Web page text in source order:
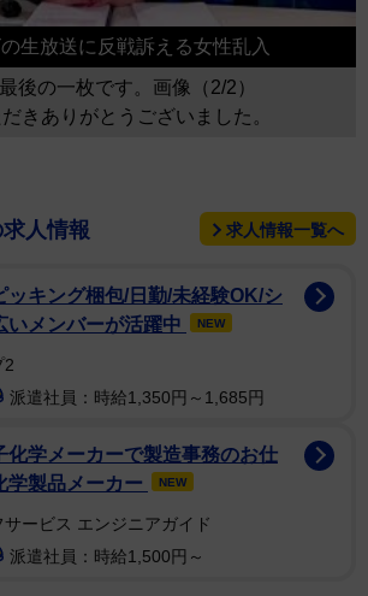
生放送に反戦訴える女性乱入
後の一枚です。画像（2/2）
きありがとうございました。
人情報 求人情報一覧へ
ッキング梱包/日勤/未経験OK/シ
いメンバーが活躍中
NEW
2
派遣社員：時給1,350円～1,685円
化学メーカーで製造事務のお仕
学製品メーカー
NEW
ービス エンジニアガイド
派遣社員：時給1,500円～